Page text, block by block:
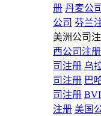
册 丹麦公
公司 芬兰
美洲公司
西公司注册
司注册 乌
司注册 巴
司注册
注册 美国